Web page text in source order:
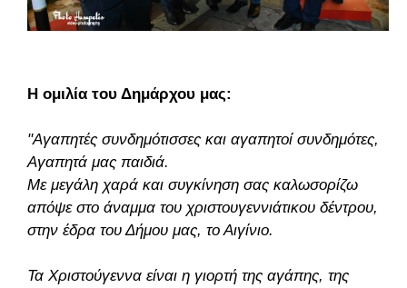
Η ομιλία του Δημάρχου μας:
"Αγαπητές συνδημότισσες και αγαπητοί συνδημότες,
Αγαπητά μας παιδιά.
Με μεγάλη χαρά και συγκίνηση σας καλωσορίζω
απόψε στο άναμμα του χριστουγεννιάτικου δέντρου,
στην έδρα του Δήμου μας, το Αιγίνιο.
Τα Χριστούγεννα είναι η γιορτή της αγάπης, της